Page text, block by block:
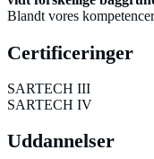
Blandt vores
Certificeringer
SARTECH III
SARTECH IV
Uddannelser